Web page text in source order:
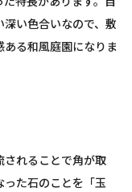
い色合いなので、敷
る和風庭園になりま
されることで角が取
った石のことを「玉